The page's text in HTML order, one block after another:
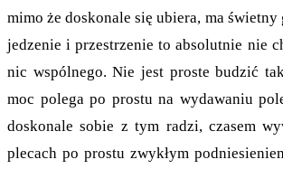
mimo że doskonale się ubiera, ma
jedzenie i przestrzenie to absolutnie nie
nic wspólnego. Nie jest proste budzić
moc polega po prostu na wydawaniu
doskonale sobie z tym radzi, czasem
plecach po prostu zwykłym